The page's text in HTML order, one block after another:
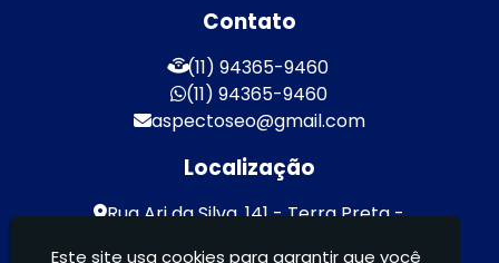
Contato
(11) 94365-9460
(11) 94365-9460
aspectoseo@gmail.com
Localização
Rua Ari da Silva, 141 - Terra Preta -
Este site usa cookies para garantir que você